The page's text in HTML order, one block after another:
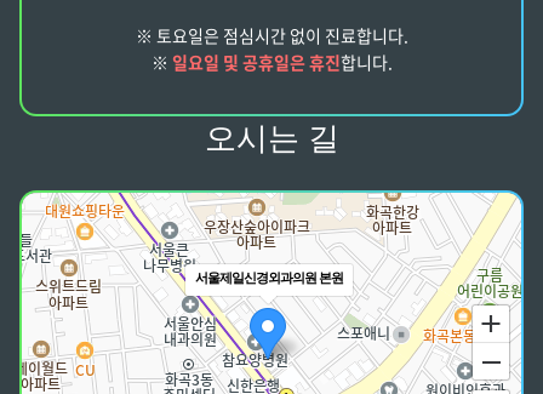
※ 토요일은 점심시간 없이 진료합니다.
※ 일요일 및 공휴일은 휴진합니다.
오시는 길
서울제일신경외과의원 본원